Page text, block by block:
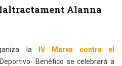
Alanna
la IV Marxa contra el
Benéfico se celebrará a